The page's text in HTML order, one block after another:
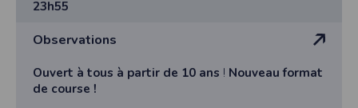
23h55
Observations
Ouvert à tous à partir de 10 ans ! Nouveau format
de course !